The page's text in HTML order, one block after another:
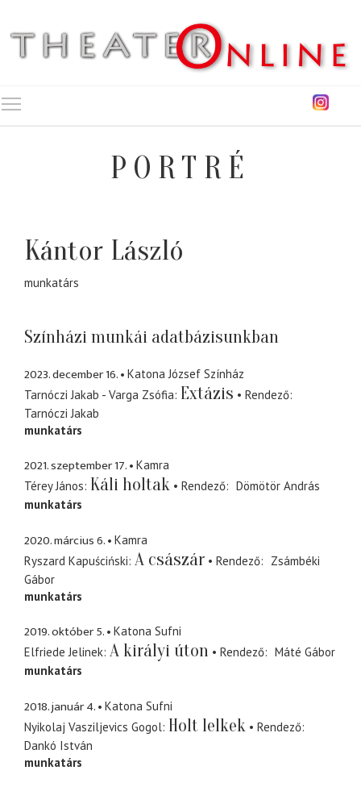
PORTRÉ
Kántor László
munkatárs
Színházi munkái adatbázisunkban
2023. december 16.
Katona József Színház
Tarnóczi Jakab - Varga Zsófia Extázis
Rendező
Tarnóczi Jakab
munkatárs
2021. szeptember 17.
Kamra
Térey János Káli holtak Rendező
Dömötör András
munkatárs
2020. március 6.
Kamra
Ryszard Kapuściński A császár Rendező
Zsámbéki
Gábor
munkatárs
2019. október 5.
Katona Sufni
Elfriede Jelinek A királyi úton Rendező
Máté Gábor
munkatárs
2018. január 4.
Katona Sufni
Nyikolaj Vasziljevics Gogol Holt lelkek
Rendező
Dankó István
munkatárs